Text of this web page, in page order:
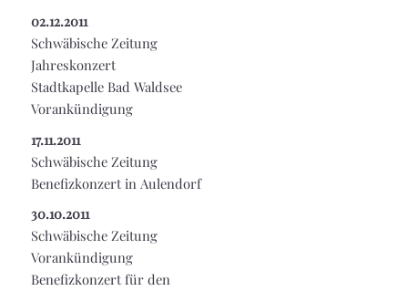
02.12.2011
Schwäbische Zeitung
Jahreskonzert
Stadtkapelle Bad Waldsee
Vorankündigung
17.11.2011
Schwäbische Zeitung
Benefizkonzert in Aulendorf
30.10.2011
Schwäbische Zeitung
Vorankündigung
Benefizkonzert für den